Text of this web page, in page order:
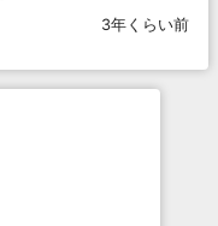
3年くらい前